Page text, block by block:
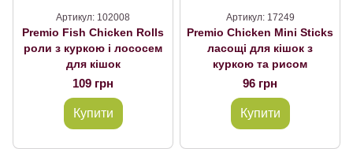
Артикул: 102008
Premio Fish Chicken Rolls
роли з куркою і лососем
для кішок
109 грн
Купити
Артикул: 17249
Premio Chicken Mini Sticks
ласощі для кішок з
куркою та рисом
96 грн
Купити